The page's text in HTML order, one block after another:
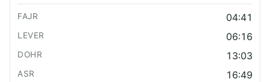
04:41
06:16
13:03
16:49